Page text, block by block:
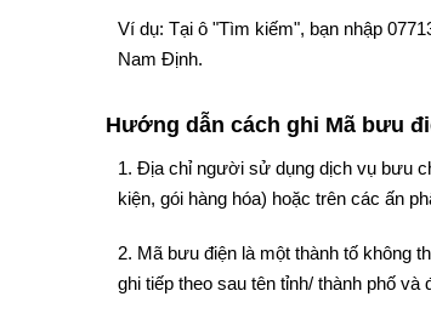
Ví dụ: Tại ô "Tìm kiếm", bạn nhập
Nam Định.
Hướng dẫn cách ghi Mã bưu
1. Địa chỉ người sử dụng dịch vụ bưu
kiện, gói hàng hóa) hoặc trên các ấn
2. Mã bưu điện là một thành tố không
ghi tiếp theo sau tên tỉnh/ thành phố